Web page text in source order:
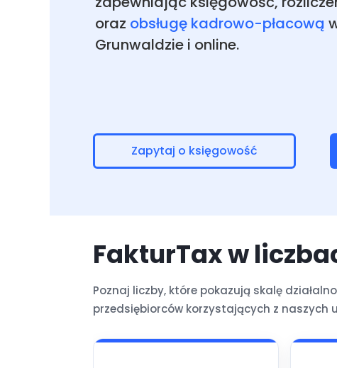
oraz obsługę kadrowo-płacową
Grunwaldzie i online.
Zapytaj o księgowość
FakturTax w
Poznaj liczby, które pokazują skalę
przedsiębiorców korzystających z naszych